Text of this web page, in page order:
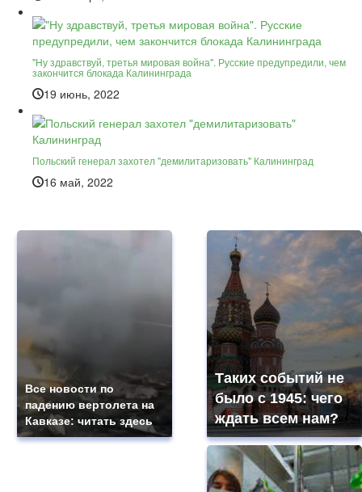
"Ну здравствуй, третья мировая война". Русские предупредили, чем
закончится блокада Калининграда
19 июнь, 2022
Польский генерал захотел "демилитаризовать" Калининград
16 май, 2022
Все новости по
падению вертолета на
Кавказе: читать здесь
Таких событий не
было с 1945: чего
ждать всем нам?